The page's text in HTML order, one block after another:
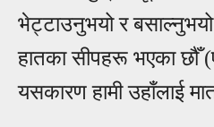
भेट्टाउनुभयो र
हातका सीपहरू भएका छौँ
यसकारण हामी उहाँलाई